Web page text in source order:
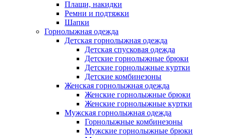
Плащи, накидки
Ремни и подтяжки
Шапки
Горнолыжная одежда
Детская горнолыжная одежда
Детская спусковая одежда
Детские горнолыжные брюки
Детские горнолыжные куртки
Детские комбинезоны
Женская горнолыжная одежда
Женские горнолыжные брюки
Женские горнолыжные куртки
Мужская горнолыжная одежда
Горнолыжные комбинезоны
Мужские горнолыжные брюки